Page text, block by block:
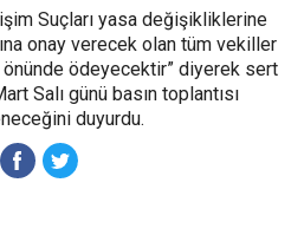
Suçları yasa değişikliklerine
onay verecek olan tüm vekiller
ödeyecektir” diyerek sert
Salı günü basın toplantısı
duyurdu.